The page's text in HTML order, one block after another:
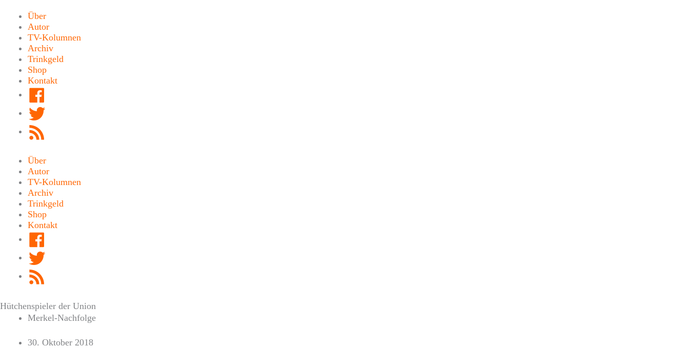
Inhalt
springen
Über
Autor
TV-Kolumnen
Archiv
Trinkgeld
Shop
Kontakt
Über
Autor
TV-Kolumnen
Archiv
Trinkgeld
Shop
Kontakt
Hütchenspieler der Union
Merkel-Nachfolge
30. Oktober 2018